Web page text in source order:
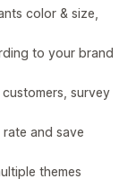
color & size,
to your brand
survey
and save
themes